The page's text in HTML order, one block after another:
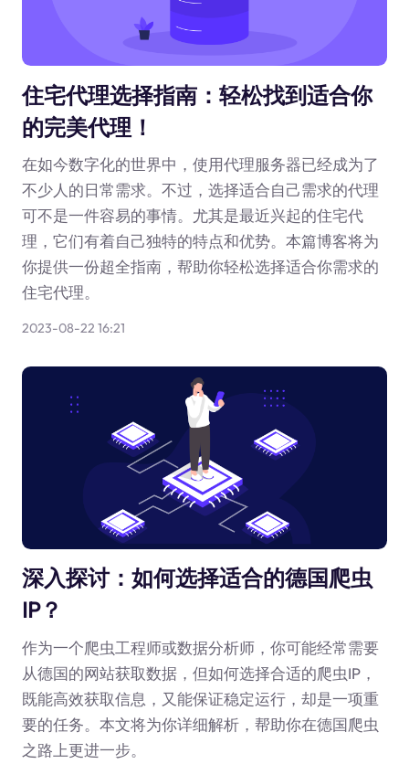
住宅代理选择指南：轻松找到适合你
的完美代理！
在如今数字化的世界中，使用代理服务器已经成为了
不少人的日常需求。不过，选择适合自己需求的代理
可不是一件容易的事情。尤其是最近兴起的住宅代
理，它们有着自己独特的特点和优势。本篇博客将为
你提供一份超全指南，帮助你轻松选择适合你需求的
住宅代理。
2023-08-22 16:21
深入探讨：如何选择适合的德国爬虫
IP？
作为一个爬虫工程师或数据分析师，你可能经常需要
从德国的网站获取数据，但如何选择合适的爬虫IP，
既能高效获取信息，又能保证稳定运行，却是一项重
要的任务。本文将为你详细解析，帮助你在德国爬虫
之路上更进一步。